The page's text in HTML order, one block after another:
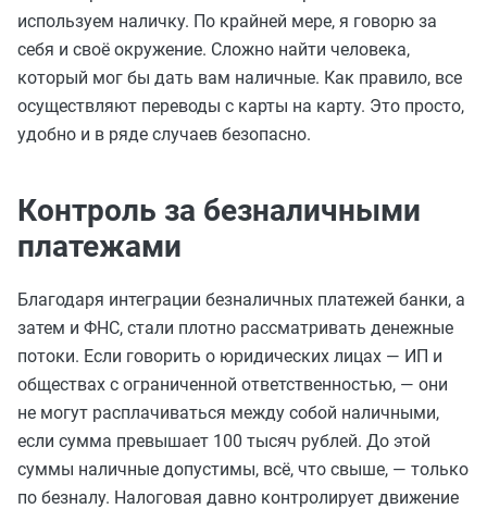
используем наличку. По крайней мере, я говорю за
себя и своё окружение. Сложно найти человека,
который мог бы дать вам наличные. Как правило, все
осуществляют переводы с карты на карту. Это просто,
удобно и в ряде случаев безопасно.
Контроль за безналичными
платежами
Благодаря интеграции безналичных платежей банки, а
затем и ФНС, стали плотно рассматривать денежные
потоки. Если говорить о юридических лицах — ИП и
обществах с ограниченной ответственностью, — они
не могут расплачиваться между собой наличными,
если сумма превышает 100 тысяч рублей. До этой
суммы наличные допустимы, всё, что свыше, — только
по безналу. Налоговая давно контролирует движение